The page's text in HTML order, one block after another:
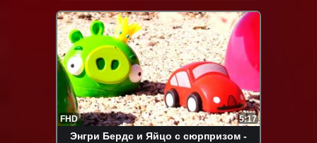
FHD 5:17
Энгри Бердс и Яйцо с сюрпризом -